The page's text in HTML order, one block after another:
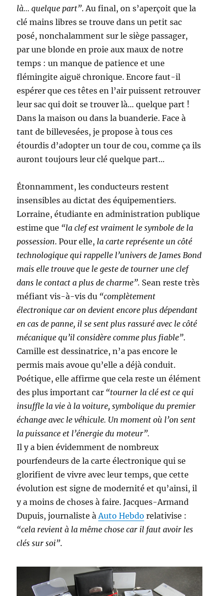
là… quelque part”. Au final, on s’aperçoit que la
clé mains libres se trouve dans un petit sac
posé, nonchalamment sur le siège passager,
par une blonde en proie aux maux de notre
temps : un manque de patience et une
flémingite aiguë chronique. Encore faut-il
espérer que ces têtes en l’air puissent retrouver
leur sac qui doit se trouver là… quelque part !
Dans la maison ou dans la buanderie. Face à
tant de billevesées, je propose à tous ces
étourdis d’adopter un tour de cou, comme ça ils
auront toujours leur clé quelque part…
Étonnamment, les conducteurs restent
insensibles au dictat des équipementiers.
Lorraine, étudiante en administration publique
estime que “la clef est vraiment le symbole de la
possession. Pour elle, la carte représente un côté
technologique qui rappelle l’univers de James Bond
mais elle trouve que le geste de tourner une clef
dans le contact a plus de charme”. Sean reste très
méfiant vis-à-vis du “complètement
électronique car on devient encore plus dépendant
en cas de panne, il se sent plus rassuré avec le côté
mécanique qu’il considère comme plus fiable”.
Camille est dessinatrice, n’a pas encore le
permis mais avoue qu’elle a déjà conduit.
Poétique, elle affirme que cela reste un élément
des plus important car “tourner la clé est ce qui
insuffle la vie à la voiture, symbolique du premier
échange avec le véhicule. Un moment où l’on sent
la puissance et l’énergie du moteur”.
Il y a bien évidemment de nombreux
pourfendeurs de la carte électronique qui se
glorifient de vivre avec leur temps, que cette
évolution est signe de modernité et qu’ainsi, il
y a moins de choses à faire. Jacques-Armand
Dupuis, journaliste àAuto Hebdo relativise :
“cela revient à la même chose car il faut avoir les
clés sur soi”.